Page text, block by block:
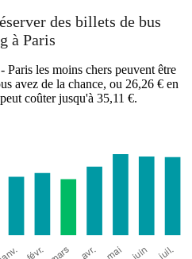
des billets de bus
à Paris
les moins chers peuvent être
avez de la chance, ou 26,26 € en
coûter jusqu'à 35,11 €.